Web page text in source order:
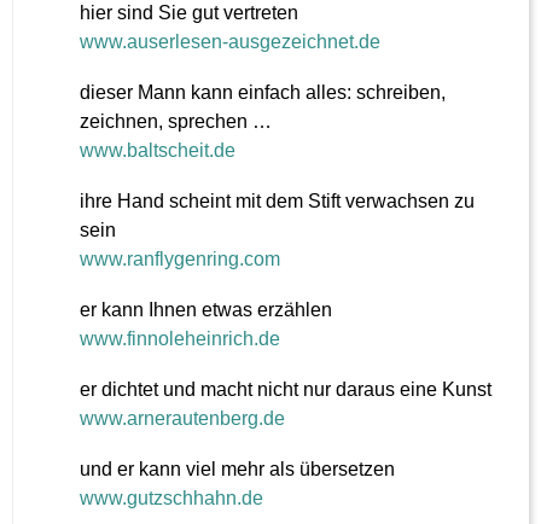
hier sind Sie gut vertreten
www.auserlesen-ausgezeichnet.de
dieser Mann kann einfach alles: schreiben,
zeichnen, sprechen …
www.baltscheit.de
ihre Hand scheint mit dem Stift verwachsen zu
sein
www.ranflygenring.com
er kann Ihnen etwas erzählen
www.finnoleheinrich.de
er dichtet und macht nicht nur daraus eine Kunst
www.arnerautenberg.de
und er kann viel mehr als übersetzen
www.gutzschhahn.de